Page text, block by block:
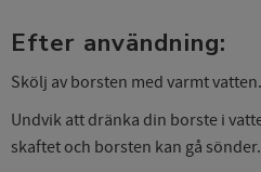
Efter användning:
Skölj av borsten med varmt
Undvik att dränka din borste i
skaftet och borsten kan gå sönder.